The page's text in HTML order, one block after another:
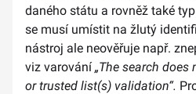
daného státu a rovněž také
se musí umístit na žlutý
nástroj ale neověřuje např.
viz varování„The search
or trusted list(s) validation“.